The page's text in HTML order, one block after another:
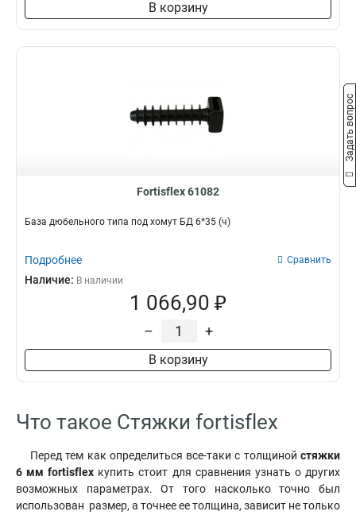
В корзину
Fortisflex 61082
База дюбельного типа под хомут БД 6*35 (ч)
Подробнее Сравнить
Наличие: В наличии
1 066,90 ₽
– +
В корзину
Что такое Стяжки fortisflex
Перед тем как определиться все-таки с толщиной стяжки
6 мм fortisflex купить стоит для сравнения узнать о других
возможных параметрах. От того насколько точно был
использован размер, а точнее ее толщина, зависит не только
Задать вопрос